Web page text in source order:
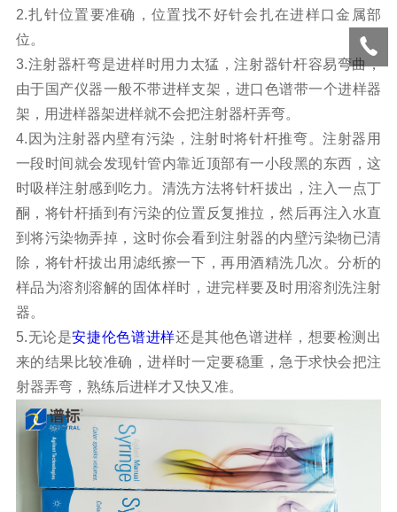
2.扎针位置要准确，位置找不好针会扎在进样口金属部
位。
3.注射器杆弯是进样时用力太猛，注射器针杆容易弯曲，
由于国产仪器一般不带进样支架，进口色谱带一个进样器
架，用进样器架进样就不会把注射器杆弄弯。
4.因为注射器内壁有污染，注射时将针杆推弯。注射器用
一段时间就会发现针管内靠近顶部有一小段黑的东西，这
时吸样注射感到吃力。清洗方法将针杆拔出，注入一点丁
酮，将针杆插到有污染的位置反复推拉，然后再注入水直
到将污染物弄掉，这时你会看到注射器的内壁污染物已清
除，将针杆拔出用滤纸擦一下，再用酒精洗几次。分析的
样品为溶剂溶解的固体样时，进完样要及时用溶剂洗注射
器。
5.无论是安捷伦色谱进样还是其他色谱进样，想要检测出
来的结果比较准确，进样时一定要稳重，急于求快会把注
射器弄弯，熟练后进样才又快又准。